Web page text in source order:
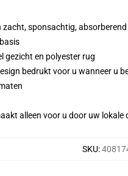
zacht, sponsachtig,
gezicht en polyester rug
bedrukt voor u wanneer u
alleen voor u door uw
SKU: